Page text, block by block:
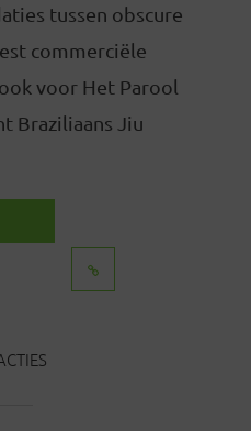
tussen obscure
commerciële
voor Het Parool
Braziliaans Jiu